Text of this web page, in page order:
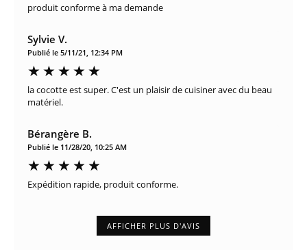
produit conforme à ma demande
Sylvie V.
Publié le 5/11/21, 12:34 PM
la cocotte est super. C'est un plaisir de cuisiner avec du beau
matériel.
Bérangère B.
Publié le 11/28/20, 10:25 AM
Expédition rapide, produit conforme.
AFFICHER PLUS D'AVIS